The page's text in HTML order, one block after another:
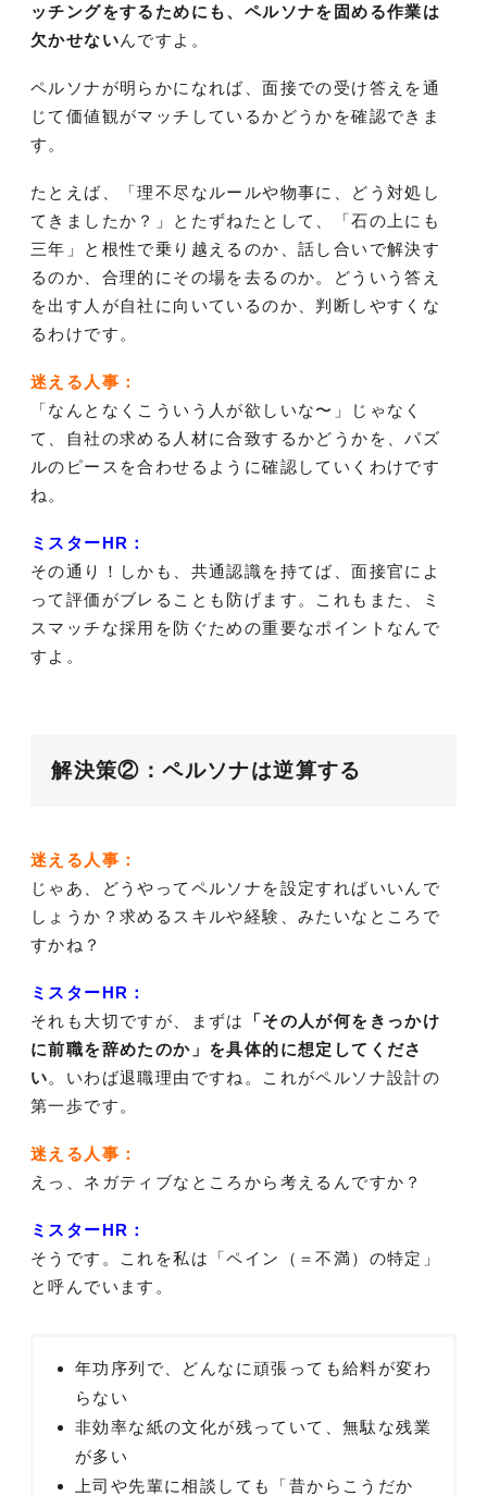
ッチングをするためにも、ペルソナを固める作業は
欠かせないんですよ。
ペルソナが明らかになれば、面接での受け答えを通
じて価値観がマッチしているかどうかを確認できま
す。
たとえば、「理不尽なルールや物事に、どう対処し
てきましたか？」とたずねたとして、「石の上にも
三年」と根性で乗り越えるのか、話し合いで解決す
るのか、合理的にその場を去るのか。どういう答え
を出す人が自社に向いているのか、判断しやすくな
るわけです。
迷える人事：
「なんとなくこういう人が欲しいな〜」じゃなく
て、自社の求める人材に合致するかどうかを、パズ
ルのピースを合わせるように確認していくわけです
ね。
ミスターHR：
その通り！しかも、共通認識を持てば、面接官によ
って評価がブレることも防げます。これもまた、ミ
スマッチな採用を防ぐための重要なポイントなんで
すよ。
解決策②：ペルソナは逆算する
迷える人事：
じゃあ、どうやってペルソナを設定すればいいんで
しょうか？求めるスキルや経験、みたいなところで
すかね？
ミスターHR：
それも大切ですが、まずは
「その人が何をきっかけ
に前職を辞めたのか」を具体的に想定してくださ
い。いわば退職理由ですね。これがペルソナ設計の
第一歩です。
迷える人事：
えっ、ネガティブなところから考えるんですか？
ミスターHR：
そうです。これを私は「ペイン（＝不満）の特定」
と呼んでいます。
年功序列で、どんなに頑張っても給料が変わ
らない
非効率な紙の文化が残っていて、無駄な残業
が多い
上司や先輩に相談しても「昔からこうだか